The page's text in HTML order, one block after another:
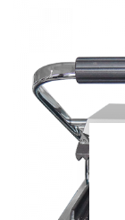
the
images